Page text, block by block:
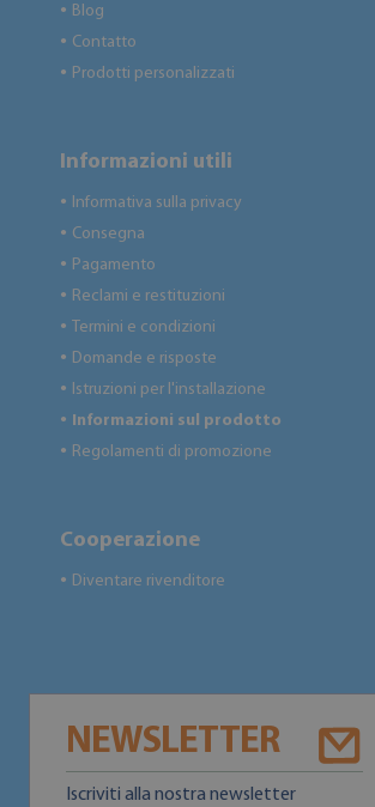
● Blog
● Contatto
● Prodotti personalizzati
Informazioni utili
● Informativa sulla privacy
● Consegna
● Pagamento
● Reclami e restituzioni
● Termini e condizioni
● Domande e risposte
● Istruzioni per l'installazione
● Informazioni sul prodotto
● Regolamenti di promozione
Cooperazione
● Diventare rivenditore
NEWSLETTER
Iscriviti alla nostra newsletter